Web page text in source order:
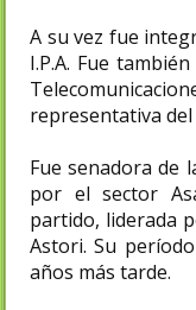
A su vez fue
I.P.A. Fue
representativa
Fue senadora de
por el sector
partido, liderada
Astori. Su
años más tarde.